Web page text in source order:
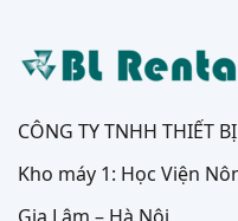
CÔNG TY TNHH THIẾT
Kho máy 1: Học Viện